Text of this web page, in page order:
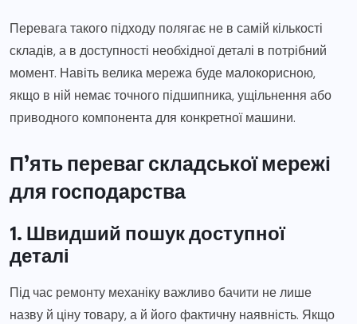
Перевага такого підходу полягає не в самій кількості
складів, а в доступності необхідної деталі в потрібний
момент. Навіть велика мережа буде малокорисною,
якщо в ній немає точного підшипника, ущільнення або
приводного компонента для конкретної машини.
П’ять переваг складської мережі
для господарства
1. Швидший пошук доступної
деталі
Під час ремонту механіку важливо бачити не лише
назву й ціну товару, а й його фактичну наявність. Якщо